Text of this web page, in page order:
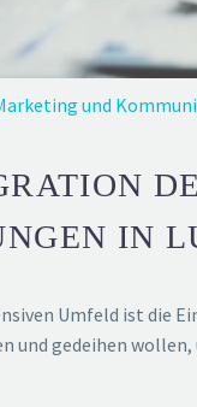
und
IN
Umfeld ist die
und gedeihen